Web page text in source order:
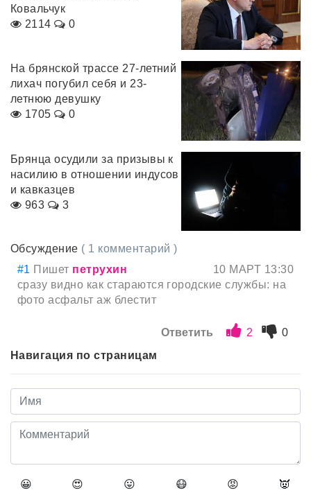
Ковальчук
2114
0
На брянской трассе 27-летний
лихач погубил себя и 23-
летнюю девушку
1705
0
Брянца осудили за призывы к
насилию в отношении индусов
и кавказцев
963
3
Обсуждение ( 1 комментарий )
#1 Пишет петрухин
10 МАРТ 13:30
сразу видно как стараются городские службы: на
фото асфальт аж блестит
Ответить 2
0
Навигация по страницам
😀 😍 😛 😷 😡 👿